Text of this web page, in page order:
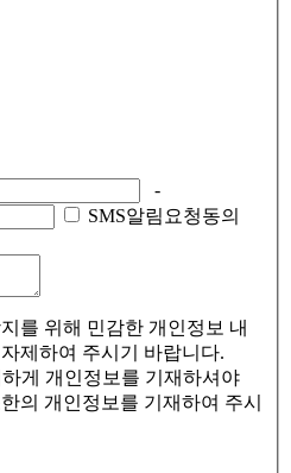
-
SMS알림요청동의
를 위해 민감한 개인정보 내
제하여 주시기 바랍니다.
게 개인정보를 기재하셔야
의 개인정보를 기재하여 주시